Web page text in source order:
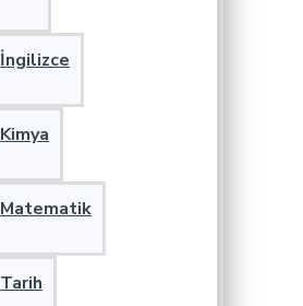
İngilizce
Kimya
Matematik
Tarih